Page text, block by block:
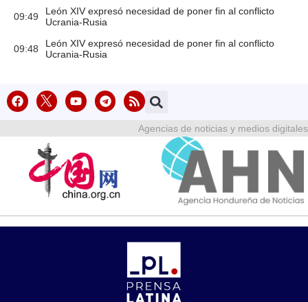
09:49
León XIV expresó necesidad de poner fin al conflicto
Ucrania-Rusia
09:48
León XIV expresó necesidad de poner fin al conflicto
Ucrania-Rusia
Agencias de noticias y medios digitales